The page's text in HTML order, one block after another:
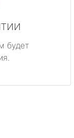
будет